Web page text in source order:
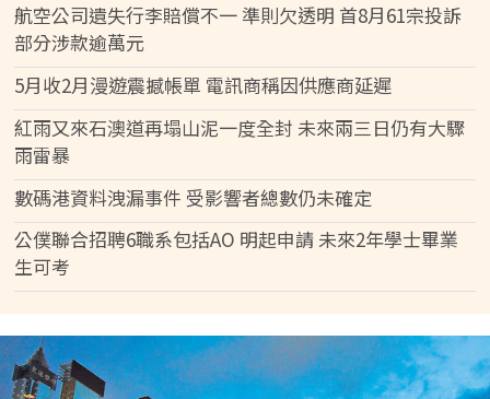
航空公司遺失行李賠償不一 準則欠透明 首8月61宗投訴
部分涉款逾萬元
5月收2月漫遊震撼帳單 電訊商稱因供應商延遲
紅雨又來石澳道再塌山泥一度全封 未來兩三日仍有大驟
雨雷暴
數碼港資料洩漏事件 受影響者總數仍未確定
公僕聯合招聘6職系包括AO 明起申請 未來2年學士畢業
生可考